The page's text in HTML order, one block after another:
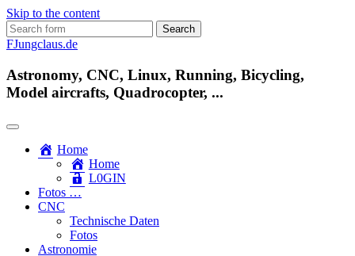
Skip to the content
Search
for:
FJungclaus.de
Astronomy, CNC, Linux, Running, Bicycling,
Model aircrafts, Quadrocopter, ...
Home
Home
L​0​​GIN
Fotos …
CNC
Technische Daten
Fotos
Astronomie